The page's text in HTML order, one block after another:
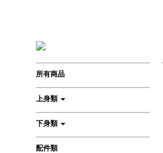
所有商品
上身類
下身類
配件類